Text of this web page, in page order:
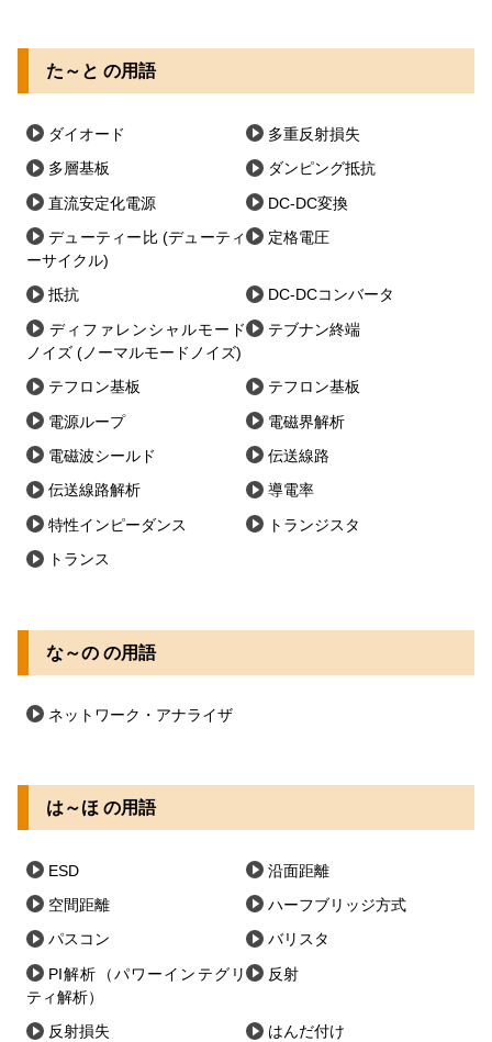
た～と の用語
ダイオード 多重反射損失
多層基板 ダンピング抵抗
直流安定化電源 DC-DC変換
デューティー比 (デューティ
ーサイクル)
定格電圧
抵抗 DC-DCコンバータ
ディファレンシャルモード
ノイズ (ノーマルモードノイズ)
テブナン終端
テフロン基板 テフロン基板
電源ループ 電磁界解析
電磁波シールド 伝送線路
伝送線路解析 導電率
特性インピーダンス トランジスタ
トランス
な～の の用語
ネットワーク・アナライザ
は～ほ の用語
ESD 沿面距離
空間距離 ハーフブリッジ方式
パスコン バリスタ
PI解析（パワーインテグリ
ティ解析）
反射
反射損失 はんだ付け